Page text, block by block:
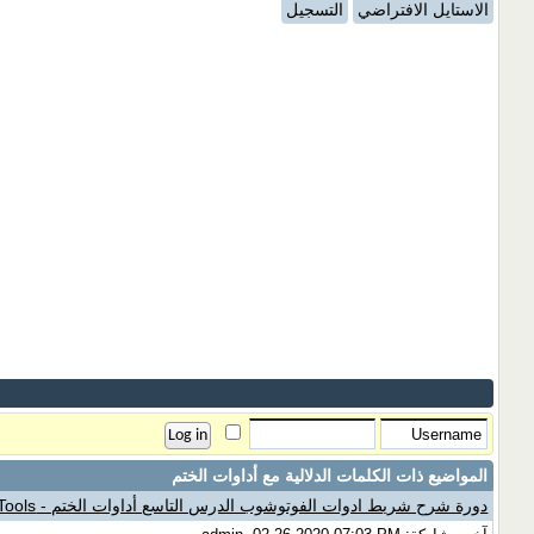
الاستايل الافتراضي
التسجيل
المواضيع ذات الكلمات الدلالية مع أداوات الختم
دورة شرح شريط ادوات الفوتوشوب الدرس التاسع أداوات الختم - Stamp Tools - ادوآت الستامب